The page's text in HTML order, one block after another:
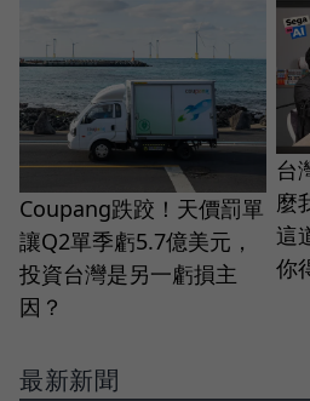
Coupang跌跤！天價罰單
讓Q2單季虧5.7億美元，
投資台灣是另一虧損主
因？
台
麼
這
你
最新新聞